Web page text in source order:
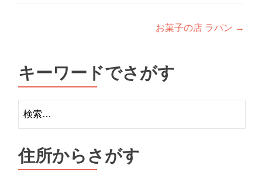
お菓子の店 ラパン →
キーワードでさがす
索:
住所からさがす